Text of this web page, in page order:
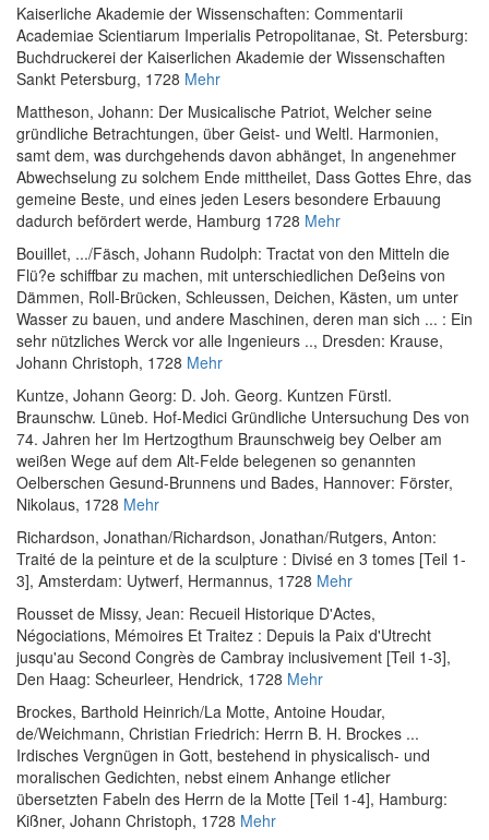
Kaiserliche Akademie der Wissenschaften: Commentarii
Academiae Scientiarum Imperialis Petropolitanae, St. Petersburg:
Buchdruckerei der Kaiserlichen Akademie der Wissenschaften
Sankt Petersburg, 1728 Mehr
Mattheson, Johann: Der Musicalische Patriot, Welcher seine
gründliche Betrachtungen, über Geist- und Weltl. Harmonien,
samt dem, was durchgehends davon abhänget, In angenehmer
Abwechselung zu solchem Ende mittheilet, Dass Gottes Ehre, das
gemeine Beste, und eines jeden Lesers besondere Erbauung
dadurch befördert werde, Hamburg 1728 Mehr
Bouillet, .../Fäsch, Johann Rudolph: Tractat von den Mitteln die
Flü?e schiffbar zu machen, mit unterschiedlichen Deßeins von
Dämmen, Roll-Brücken, Schleussen, Deichen, Kästen, um unter
Wasser zu bauen, und andere Maschinen, deren man sich ... : Ein
sehr nützliches Werck vor alle Ingenieurs .., Dresden: Krause,
Johann Christoph, 1728 Mehr
Kuntze, Johann Georg: D. Joh. Georg. Kuntzen Fürstl.
Braunschw. Lüneb. Hof-Medici Gründliche Untersuchung Des von
74. Jahren her Im Hertzogthum Braunschweig bey Oelber am
weißen Wege auf dem Alt-Felde belegenen so genannten
Oelberschen Gesund-Brunnens und Bades, Hannover: Förster,
Nikolaus, 1728 Mehr
Richardson, Jonathan/Richardson, Jonathan/Rutgers, Anton:
Traité de la peinture et de la sculpture : Divisé en 3 tomes [Teil 1-
3], Amsterdam: Uytwerf, Hermannus, 1728 Mehr
Rousset de Missy, Jean: Recueil Historique D'Actes,
Négociations, Mémoires Et Traitez : Depuis la Paix d'Utrecht
jusqu'au Second Congrès de Cambray inclusivement [Teil 1-3],
Den Haag: Scheurleer, Hendrick, 1728 Mehr
Brockes, Barthold Heinrich/La Motte, Antoine Houdar,
de/Weichmann, Christian Friedrich: Herrn B. H. Brockes ...
Irdisches Vergnügen in Gott, bestehend in physicalisch- und
moralischen Gedichten, nebst einem Anhange etlicher
übersetzten Fabeln des Herrn de la Motte [Teil 1-4], Hamburg:
Kißner, Johann Christoph, 1728 Mehr